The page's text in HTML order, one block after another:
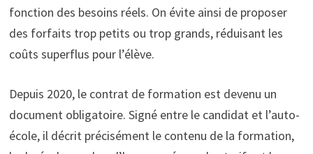
fonction des besoins réels. On évite ainsi de proposer
des forfaits trop petits ou trop grands, réduisant les
coûts superflus pour l’élève.
Depuis 2020, le contrat de formation est devenu un
document obligatoire. Signé entre le candidat et l’auto-
école, il décrit précisément le contenu de la formation,